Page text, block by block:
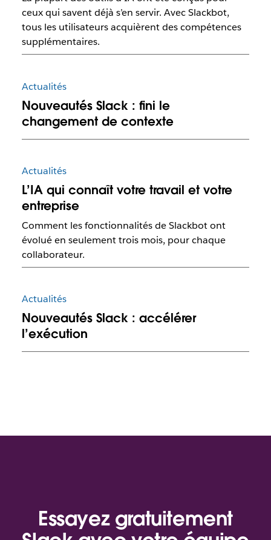
ceux qui savent déjà s’en servir. Avec Slackbot,
tous les utilisateurs acquièrent des compétences
supplémentaires.
Actualités
Nouveautés Slack : fini le
changement de contexte
Actualités
L’IA qui connaît votre travail et votre
entreprise
Comment les fonctionnalités de Slackbot ont
évolué en seulement trois mois, pour chaque
collaborateur.
Actualités
Nouveautés Slack : accélérer
l’exécution
Essayez gratuitement